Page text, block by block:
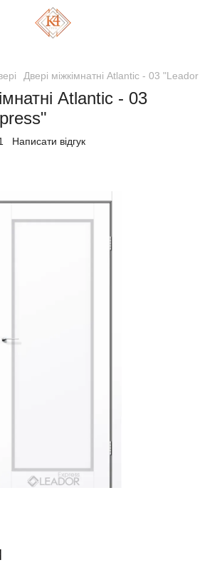
Двері міжкімнатні Atlantic - 03 "Leador
Atlantic - 03
Написати відгук